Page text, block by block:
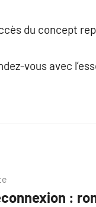
du concept
vous avec
: